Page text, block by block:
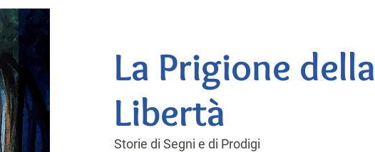
La Prigione della
Libertà
Storie di Segni e di Prodigi